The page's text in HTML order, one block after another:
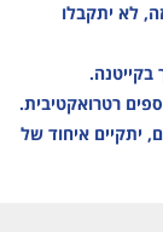
תאריך זה, לא יתקבלו
רטרואקטיבית.
יתקיים איחוד של